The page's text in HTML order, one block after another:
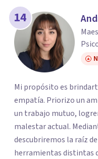
14
Mi propósito es
empatía. Priorizo un
un trabajo mutuo,
malestar actual.
descubriremos la raíz
herramientas distintas